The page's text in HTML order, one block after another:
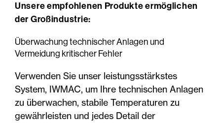
Unsere empfohlenen Produkte ermöglichen
der Großindustrie:
Überwachung technischer Anlagen und
Vermeidung kritischer Fehler
Verwenden Sie unser leistungsstärkstes
System, IWMAC, um Ihre technischen Anlagen
zu überwachen, stabile Temperaturen zu
gewährleisten und jedes Detail der